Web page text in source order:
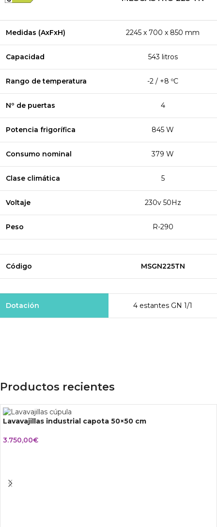
Medidas (AxFxH) 2245 x 700 x 850 mm
Capacidad 543 litros
Rango de temperatura -2 / +8 ºC
Nº de puertas 4
Potencia frigorífica 845 W
Consumo nominal 379 W
Clase climática 5
Voltaje 230v 50Hz
Peso R-290
Código MSGN225TN
Dotación 4 estantes GN 1/1
Productos recientes
Lavavajillas industrial capota 50×50 cm
3.750,00€